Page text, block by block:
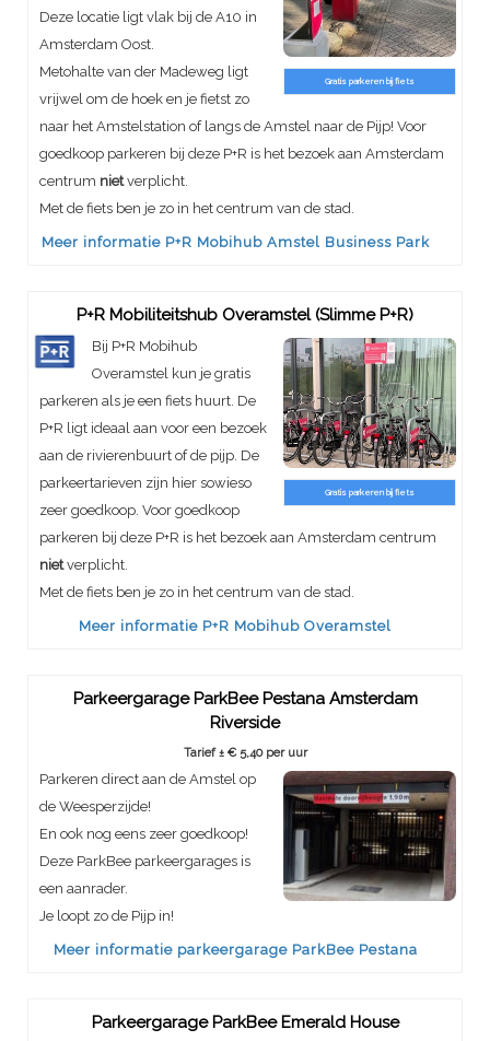
Gratis parkeren bij fiets
Deze locatie ligt vlak bij de A10 in
Amsterdam Oost.
Metohalte van der Madeweg ligt
vrijwel om de hoek en je fietst zo
naar het Amstelstation of langs de Amstel naar de Pijp! Voor
goedkoop parkeren bij deze P+R is het bezoek aan Amsterdam
centrum nietverplicht.
Met de fiets ben je zo in het centrum van de stad.
Meer informatie P+R Mobihub Amstel Business Park
P+R Mobiliteitshub Overamstel (Slimme P+R)
Gratis parkeren bij fiets
Bij P+R Mobihub
Overamstel kun je gratis
parkeren als je een fiets huurt. De
P+R ligt ideaal aan voor een bezoek
aan de rivierenbuurt of de pijp. De
parkeertarieven zijn hier sowieso
zeer goedkoop. Voor goedkoop
parkeren bij deze P+R is het bezoek aan Amsterdam centrum
nietverplicht.
Met de fiets ben je zo in het centrum van de stad.
Meer informatie P+R Mobihub Overamstel
Parkeergarage ParkBee Pestana Amsterdam
Riverside
Tarief ± € 5,40 per uur
Parkeren direct aan de Amstel op
de Weesperzijde!
En ook nog eens zeer goedkoop!
Deze ParkBee parkeergarages is
een aanrader.
Je loopt zo de Pijp in!
Meer informatie parkeergarage ParkBee Pestana
Parkeergarage ParkBee Emerald House